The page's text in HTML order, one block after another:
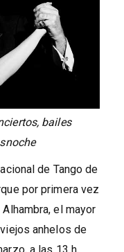
bailes
de Tango de
por primera vez
el mayor
anhelos de